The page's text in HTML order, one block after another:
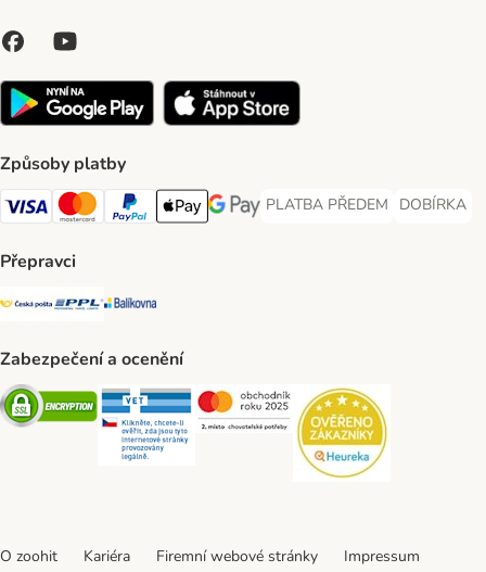
Způsoby platby
Visa Payment Method
Mastercard Payment Method
PayPal Payment Method
Apple pay Payment Method
GooglePay Payment Method
PLATBA PŘEDEM
PLATBA PŘEDEM Payment
DOBÍRKA
DOBÍRKA
Přepravci
Česká pošta Shipping Method
PPL Shipping Method
Balíkovna Shipping Method
Zabezpečení a ocenění
Security Security Security
O zoohit Kariéra Firemní webové stránky Impressum